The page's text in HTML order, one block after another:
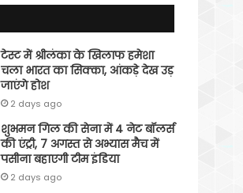
टेस्ट में श्रीलंका के खिलाफ हमेशा
चला भारत का सिक्का, आंकड़े देख उड़
जाएंगे होश
2 days ago
शुभमन गिल की सेना में 4 नेट बॉलर्स
की एंट्री, 7 अगस्त से अभ्यास मैच में
पसीना बहाएगी टीम इंडिया
2 days ago